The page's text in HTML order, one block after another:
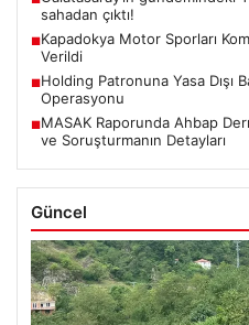
sahadan çıktı!
■Kapadokya Motor Sporları
Verildi
■Holding Patronuna Yasa Dışı
Operasyonu
■MASAK Raporunda Ahbap
ve Soruşturmanın Detayları
Güncel